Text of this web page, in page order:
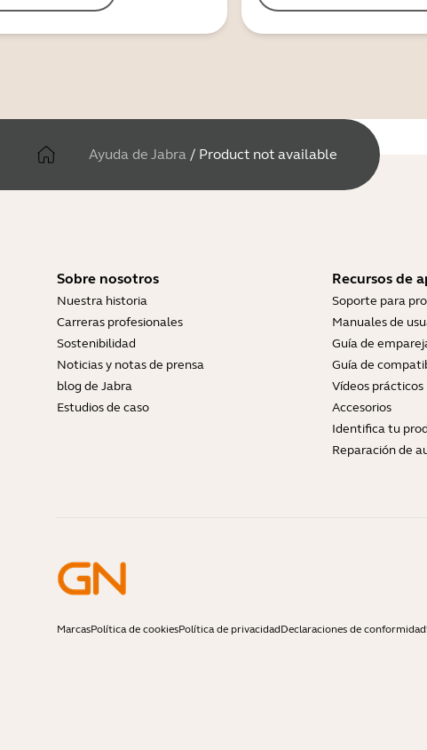
Ayuda de Jabra / Product not available
Sobre nosotros
Nuestra historia
Carreras profesionales
Sostenibilidad
Noticias y notas de prensa
blog de Jabra
Estudios de caso
Recursos de
Soporte para
Manuales de
Guía de
Guía de
Vídeos prácticos
Accesorios
Identifica tu
Reparación de
MarcasPolítica de cookiesPolítica de privacidadDeclaraciones de conformidad